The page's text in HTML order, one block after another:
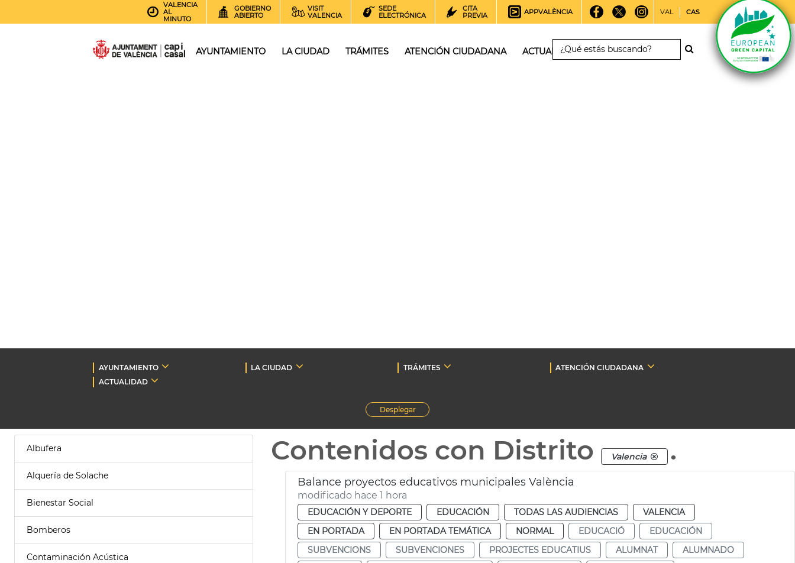
VALENCIA
AL
MINUTO
GOBIERNO
ABIERTO
VISIT
VALENCIA
SEDE
ELECTRÓNICA
CITA
PREVIA
APPVALÈNCIA VAL CAS
AYUNTAMIENTO LA CIUDAD TRÁMITES ATENCIÓN CIUDADANA ACTUALIDAD
AYUNTAMIENTO LA CIUDAD TRÁMITES
ATENCIÓN CIUDADANA
ACTUALIDAD
Desplegar
Albufera
Alquería de Solache
Bienestar Social
Bomberos
Contaminación Acústica
Contenidos con Distrito Valencia .
Balance proyectos educativos municipales València
modificado hace 1 hora
EDUCACIÓN Y DEPORTE EDUCACIÓN TODAS LAS AUDIENCIAS
VALENCIA
EN PORTADA
EN PORTADA TEMÁTICA NORMAL EDUCACIÓ
EDUCACIÓN
SUBVENCIONS
SUBVENCIONES PROJECTES EDUCATIUS ALUMNAT
ALUMNADO